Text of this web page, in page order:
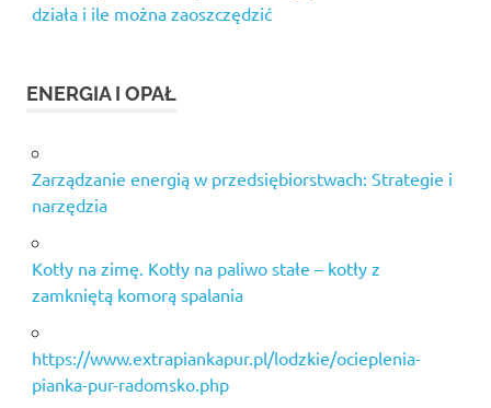
działa i ile można zaoszczędzić
ENERGIA I OPAŁ
Zarządzanie energią w przedsiębiorstwach: Strategie i
narzędzia
Kotły na zimę. Kotły na paliwo stałe – kotły z
zamkniętą komorą spalania
https://www.extrapiankapur.pl/lodzkie/ocieplenia-
pianka-pur-radomsko.php